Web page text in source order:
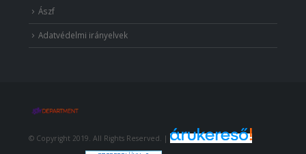
Ászf
Adatvédelmi irányelvek
© Copyright 2019. All Rights Reserved. |